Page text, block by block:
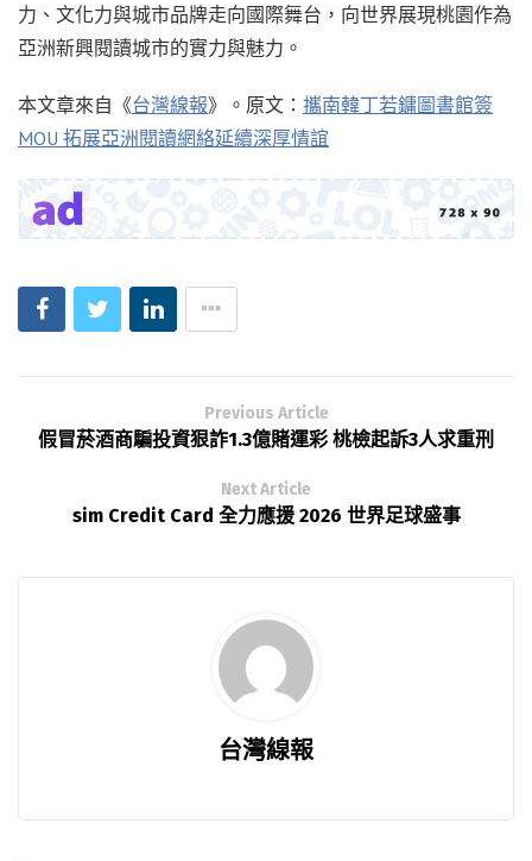
力、文化力與城市品牌走向國際舞台，向世界展現桃園作為
亞洲新興閱讀城市的實力與魅力。
本文章來自《台灣線報》。原文： 攜南韓丁若鏞圖書館簽
MOU 拓展亞洲閱讀網絡延續深厚情誼
Previous Article
假冒菸酒商騙投資狠詐1.3億賭運彩 桃檢起訴3人求重刑
Next Article
sim Credit Card 全力應援 2026 世界足球盛事
台灣線報